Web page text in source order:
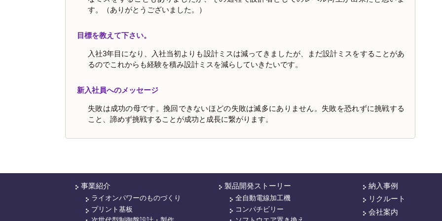
す。（ありがとうございました。）
目標を教えて下さい。
入社3年目になり、入社当初よりも設計ミスは減ってきましたが、まだ設計ミスをすることがあ
るのでこれからも経験を積み設計ミスを減らしていきたいです。
新入社員へのメッセージ
失敗は成功の母です。挽回できないほどの失敗は滅多にありません。失敗を恐れずに挑戦する
こと、諦めず挑戦することが成功と成長に繋がります。
事業紹介
ライオンパワーのものづくり
プリント基板
製品開発ストーリー
全自動電線加工機
コンパチビリー
納入事例
リクルート
会社案内